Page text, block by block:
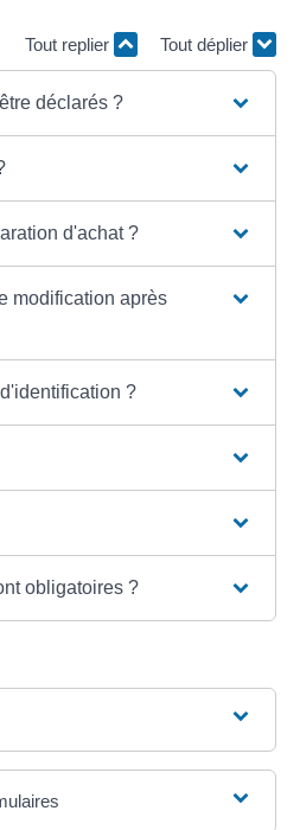
Tout replier Tout déplier
déclarés ?
d'achat ?
modification après
?
obligatoires ?